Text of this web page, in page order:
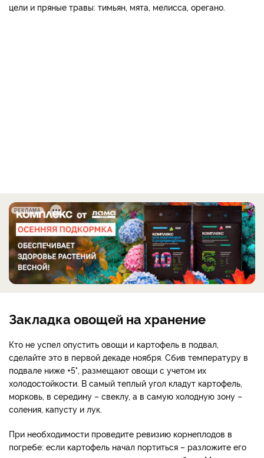
цели и пряные травы: тимьян, мята, мелисса, орегано.
РЕКЛАМА
Закладка овощей на хранение
Кто не успел опустить овощи и картофель в подвал,
сделайте это в первой декаде ноября. Сбив температуру в
подвале ниже +5°, размещают овощи с учетом их
холодостойкости. В самый теплый угол кладут картофель,
морковь, в середину – свеклу, а в самую холодную зону –
соления, капусту и лук.
При необходимости проведите ревизию корнеплодов в
погребе: если картофель начал портиться – разложите его